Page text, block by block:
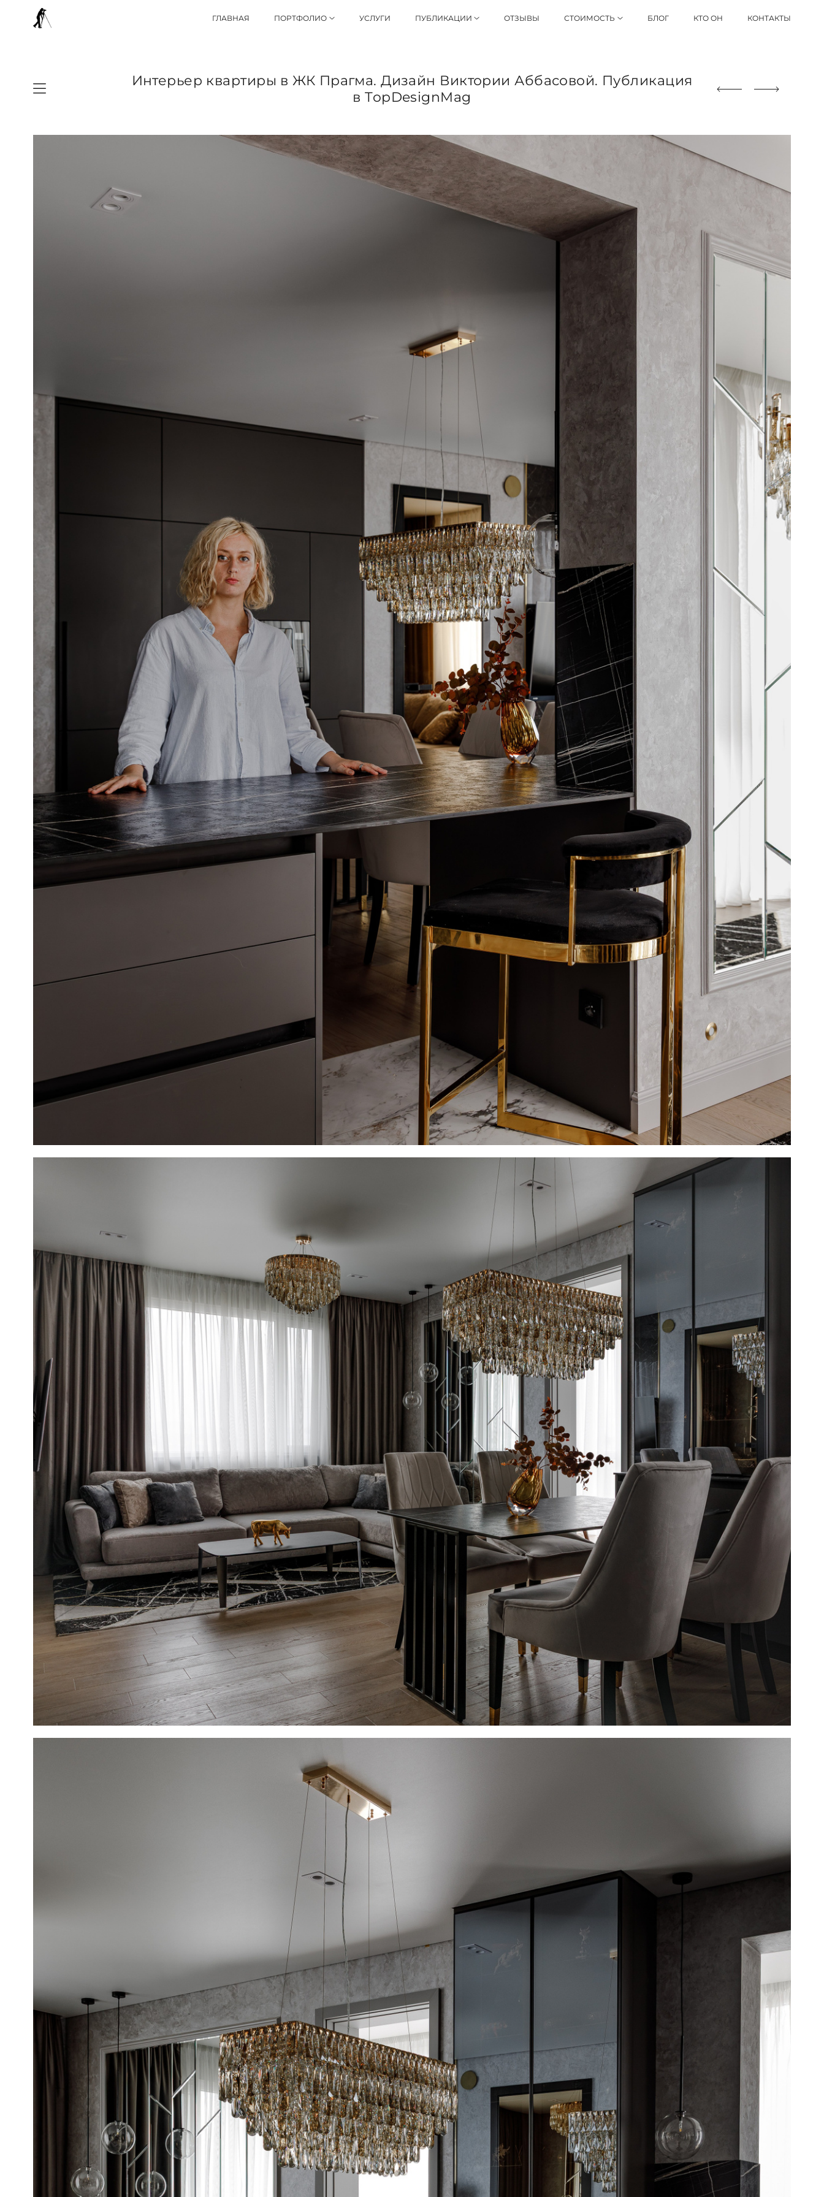
ГЛАВНАЯ ПОРТФОЛИО УСЛУГИ ПУБЛИКАЦИИ ОТЗЫВЫ СТОИМОСТЬ БЛОГ КТО ОН КОНТАКТЫ
Интерьер квартиры в ЖК Прагма. Дизайн Виктории Аббасовой. Публикация
в TopDesignMag